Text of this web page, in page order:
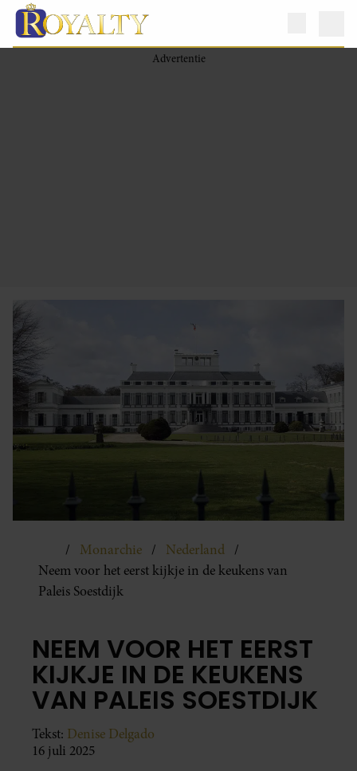
Monarchie
Nederland
Neem voor het eerst kijkje in de keukens van
Paleis Soestdijk
NEEM VOOR HET EERST
KIJKJE IN DE KEUKENS
VAN PALEIS SOESTDIJK
Tekst: Denise Delgado
16 juli 2025